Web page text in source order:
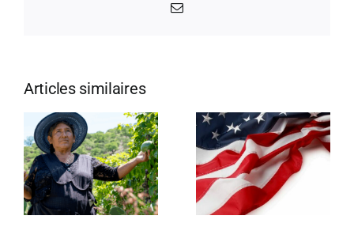
Email
Articles similaires